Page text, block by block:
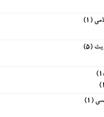
(1)
(5)
(1)